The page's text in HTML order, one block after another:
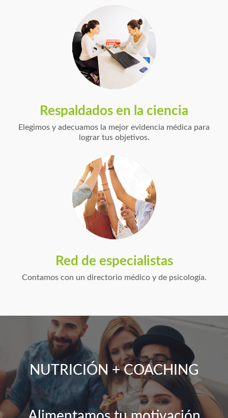
Respaldados en la ciencia
Elegimos y adecuamos la mejor evidencia médica para
lograr tus objetivos.
Red de especialistas
Contamos con un directorio médico y de psicología.
NUTRICIÓN + COACHING